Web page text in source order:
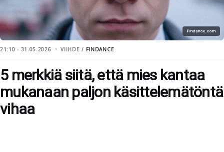
Findance.com
21:10 - 31.05.2026 VIIHDE / FINDANCE
5 merkkiä siitä, että mies kantaa
mukanaan paljon käsittelemätöntä
vihaa